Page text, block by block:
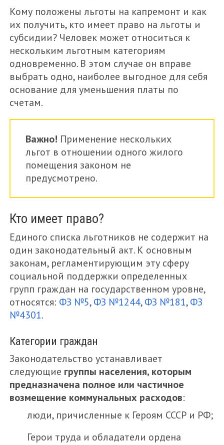
Кому положены льготы на капремонт и как
их получить, кто имеет право на льготы и
субсидии? Человек может относиться к
нескольким льготным категориям
одновременно. В этом случае он вправе
выбрать одно, наиболее выгодное для себя
основание для уменьшения платы по
счетам.
Важно! Применение нескольких
льгот в отношении одного жилого
помещения законом не
предусмотрено.
Кто имеет право?
Единого списка льготников не содержит на
один законодательный акт. К основным
законам, регламентирующим эту сферу
социальной поддержки определенных
групп граждан на государственном уровне,
относятся: ФЗ №5,ФЗ №1244,ФЗ №181,ФЗ
№4301.
Категории граждан
Законодательство устанавливает
следующие группы населения, которым
предназначена полное или частичное
возмещение коммунальных расходов:
люди, причисленные к Героям СССР и РФ;
Герои труда и обладатели ордена